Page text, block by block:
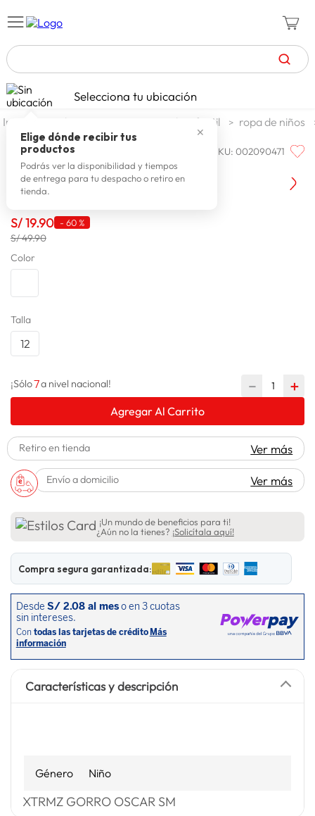
TÉRMINOS MÁS BUSCADOS
1. celulares
2. zapatillas mujer
3. zapatillas hombre
4. moda
6. tv
7.
10.
Selecciona tu ubicación
✕
Elige dónde recibir tus
productos
Podrás ver la disponibilidad y tiempos
de entrega para tu despacho o retiro en
tienda.
moda y accesorios moda infantil ropa de niños
XTRMZ SKU:002090471
Gorro Niño Xtrmz Oscar
S/19.90 - 60 %
S/ 49.90
Color
Talla
12
¡Sólo7a nivel nacional! ＋
－
Agregar Al Carrito
Retiro en tienda Ver más
Envío a domicilio Ver más
¡Un mundo de beneficios para ti!
¿Aún no la tienes? ¡Solicítala aquí!
Compra segura garantizada:
Características y descripción
Género Niño
XTRMZ GORRO OSCAR SM